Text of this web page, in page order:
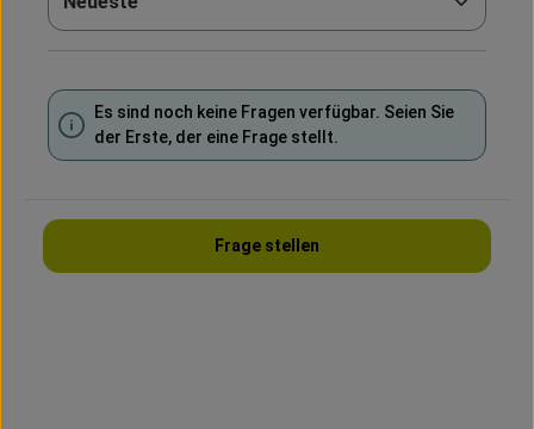
Es sind noch keine Fragen verfügbar. Seien Sie
der Erste, der eine Frage stellt.
Frage stellen